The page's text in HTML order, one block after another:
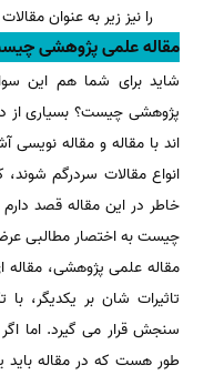
را نیز زیر به عنوان
مقاله علمی پژوهشی
شاید برای شما هم این
پژوهشی چیست؟ بسیاری از
اند با مقاله و مقاله
انواع مقالات سردرگم
خاطر در این مقاله قصد
چیست به اختصار مطالبی
مقاله علمی پژوهشی، مقاله
تاثیرات شان بر یکدیگر،
سنجش قرار می گیرد. اما
طور هست که در مقاله باید